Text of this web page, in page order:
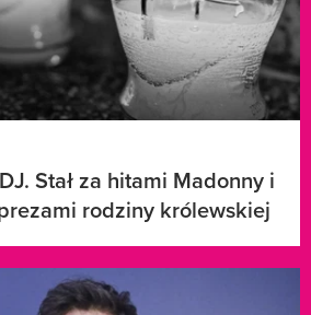
Stał za hitami Madonny i
rodziny królewskiej